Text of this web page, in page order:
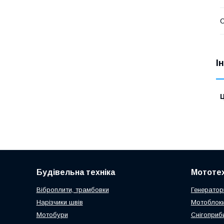
Будівельна техніка
Віброплити, трамбовки
Нарізчики швів
Мотобури